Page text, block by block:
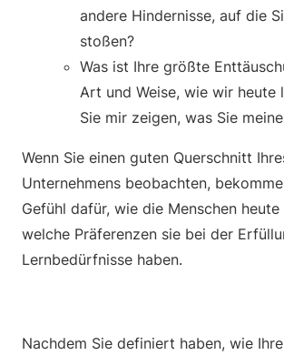
andere Hindernisse, auf die
stoßen?
Was ist Ihre größte
Art und Weise, wie wir heute
Sie mir zeigen, was Sie
Wenn Sie einen guten Querschnitt
Unternehmens beobachten,
Gefühl dafür, wie die Menschen heute
welche Präferenzen sie bei der
Lernbedürfnisse haben.
Nachdem Sie definiert haben, wie Ihre